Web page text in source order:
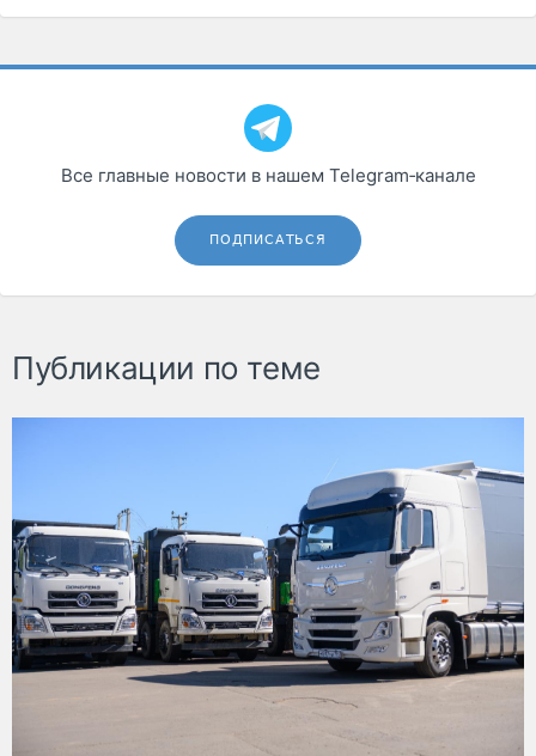
Все главные новости в нашем Telegram‑канале
ПОДПИСАТЬСЯ
Публикации по теме